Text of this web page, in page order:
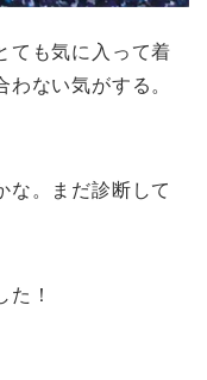
ても気に入って着
ない気がする。
な。まだ診断して
た！